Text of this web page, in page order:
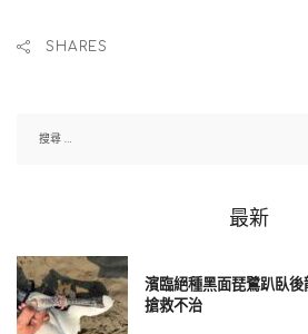
一起，為我們共同的安全而努力。盟
他補充說：「成千上萬人的生命因此被
被真實而尊重地談論，因為我們仍團結
與和平。」
SHARES
最新
濱臨絕種黑面琵鷺趴臥
搶救不治